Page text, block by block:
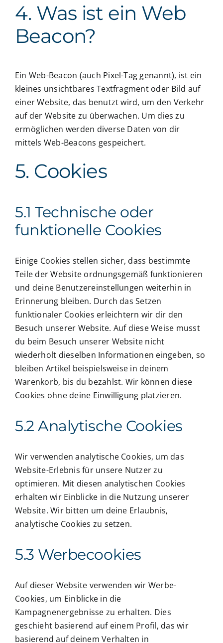
4. Was ist ein Web
Beacon?
Ein Web-Beacon (auch Pixel-Tag genannt), ist ein
kleines unsichtbares Textfragment oder Bild auf
einer Website, das benutzt wird, um den Verkehr
auf der Website zu überwachen. Um dies zu
ermöglichen werden diverse Daten von dir
mittels Web-Beacons gespeichert.
5. Cookies
5.1 Technische oder
funktionelle Cookies
Einige Cookies stellen sicher, dass bestimmte
Teile der Website ordnungsgemäß funktionieren
und deine Benutzereinstellungen weiterhin in
Erinnerung bleiben. Durch das Setzen
funktionaler Cookies erleichtern wir dir den
Besuch unserer Website. Auf diese Weise musst
du beim Besuch unserer Website nicht
wiederholt dieselben Informationen eingeben, so
bleiben Artikel beispielsweise in deinem
Warenkorb, bis du bezahlst. Wir können diese
Cookies ohne deine Einwilligung platzieren.
5.2 Analytische Cookies
Wir verwenden analytische Cookies, um das
Website-Erlebnis für unsere Nutzer zu
optimieren. Mit diesen analytischen Cookies
erhalten wir Einblicke in die Nutzung unserer
Website. Wir bitten um deine Erlaubnis,
analytische Cookies zu setzen.
5.3 Werbecookies
Auf dieser Website verwenden wir Werbe-
Cookies, um Einblicke in die
Kampagnenergebnisse zu erhalten. Dies
geschieht basierend auf einem Profil, das wir
basierend auf deinem Verhalten in